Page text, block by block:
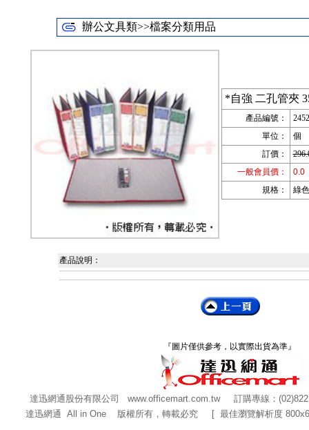
辦公文具類>>檔案分類用品
*自強 二孔管夾
產品編號：
單位：
個
訂價：
一般會員價：
0.0
規格：
綠
產品說明：
『圖片僅供參考，以實際出貨為準』
達迅網通股份有限公司 www.officemart.com.tw訂購專線：
達迅網通 All in One 版權所有，轉載必究 [ 最佳瀏覽解析度